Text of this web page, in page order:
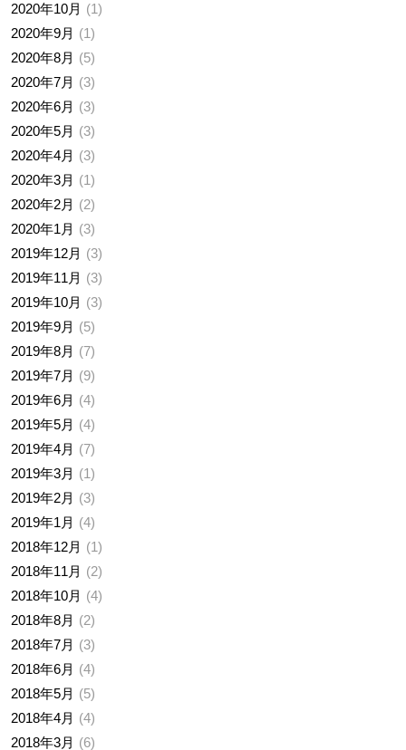
2020年10月
1
2020年9月
1
2020年8月
5
2020年7月
3
2020年6月
3
2020年5月
3
2020年4月
3
2020年3月
1
2020年2月
2
2020年1月
3
2019年12月
3
2019年11月
3
2019年10月
3
2019年9月
5
2019年8月
7
2019年7月
9
2019年6月
4
2019年5月
4
2019年4月
7
2019年3月
1
2019年2月
3
2019年1月
4
2018年12月
1
2018年11月
2
2018年10月
4
2018年8月
2
2018年7月
3
2018年6月
4
2018年5月
5
2018年4月
4
2018年3月
6